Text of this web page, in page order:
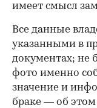
имеет смысл
Все данные
указанными в
документах; не
фото именно
значение и
браке — об